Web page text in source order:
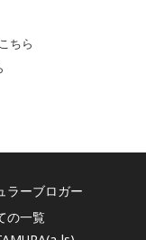
こちら
ラーブロガー
の一覧